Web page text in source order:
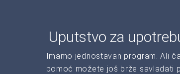
Uputstvo za
Imamo jednostavan program. Ali
pomoć možete još brže savladati